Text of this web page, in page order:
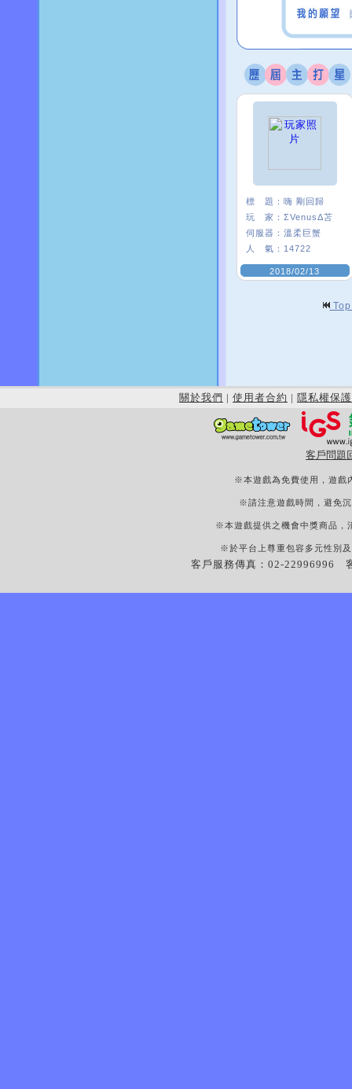
標 題： 嗨 剛回歸
玩 家： ΣVenusΔ苫
伺服器： 溫柔巨蟹
人 氣： 14722
2018/02/13
關於我們 | 使用者合約 | 隱私權保護
客戶問題
※本遊戲為免費使用，遊戲
※請注意遊戲時間，避免
※本遊戲提供之機會中獎商品，
※於平台上尊重包容多元性別
客戶服務傳真：02-22996996